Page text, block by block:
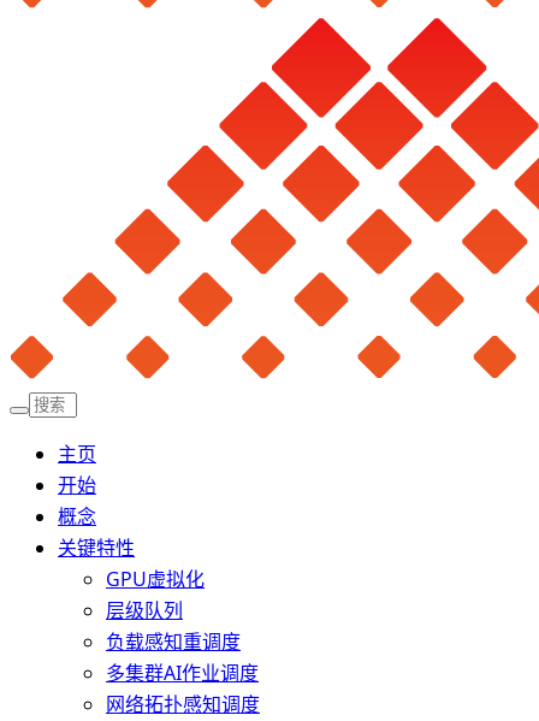
主页
开始
概念
关键特性
GPU虚拟化
层级队列
负载感知重调度
多集群AI作业调度
网络拓扑感知调度